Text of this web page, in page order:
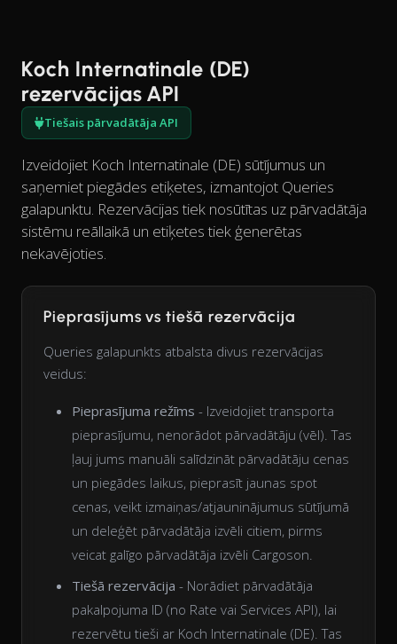
Koch Internatinale (DE)
rezervācijas API
Tiešais pārvadātāja API
Izveidojiet Koch Internatinale (DE) sūtījumus un
saņemiet piegādes etiķetes, izmantojot Queries
galapunktu. Rezervācijas tiek nosūtītas uz pārvadātāja
sistēmu reāllaikā un etiķetes tiek ģenerētas
nekavējoties.
Pieprasījums vs tiešā rezervācija
Queries galapunkts atbalsta divus rezervācijas
veidus:
Pieprasījuma režīms - Izveidojiet transporta
pieprasījumu, nenorādot pārvadātāju (vēl). Tas
ļauj jums manuāli salīdzināt pārvadātāju cenas
un piegādes laikus, pieprasīt jaunas spot
cenas, veikt izmaiņas/atjauninājumus sūtījumā
un deleģēt pārvadātāja izvēli citiem, pirms
veicat galīgo pārvadātāja izvēli Cargoson.
Tiešā rezervācija - Norādiet pārvadātāja
pakalpojuma ID (no Rate vai Services API), lai
rezervētu tieši ar Koch Internatinale (DE). Tas